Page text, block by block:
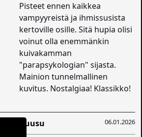
Pisteet ennen kaikkea
vampyyreistä ja ihmissusista
kertoville osille. Sitä hupia olisi
voinut olla enemmänkin
kuivakamman
"parapsykologian" sijasta.
Mainion tunnelmallinen
kuvitus. Nostalgiaa! Klassikko!
06.01.2026
Ruusu